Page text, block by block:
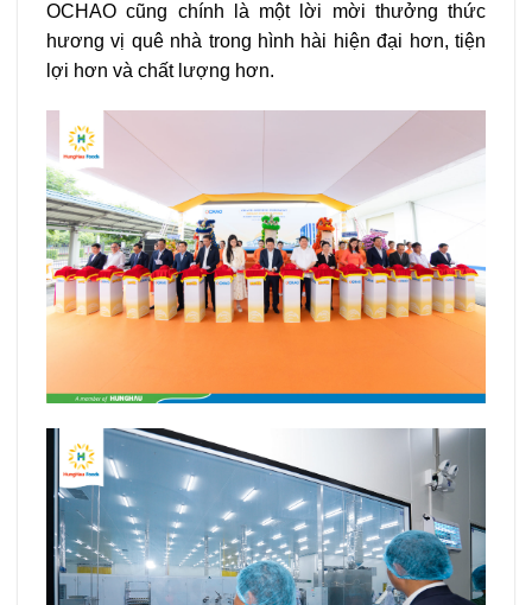
OCHAO cũng chính là một lời mời thưởng thức
hương vị quê nhà trong hình hài hiện đại hơn, tiện
lợi hơn và chất lượng hơn.